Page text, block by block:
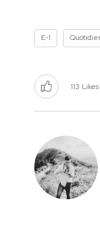
E-1
113 Likes